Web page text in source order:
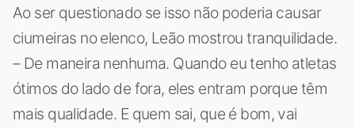
Ao ser questionado se isso não poderia causar
ciumeiras no elenco, Leão mostrou tranquilidade.
– De maneira nenhuma. Quando eu tenho atletas
ótimos do lado de fora, eles entram porque têm
mais qualidade. E quem sai, que é bom, vai